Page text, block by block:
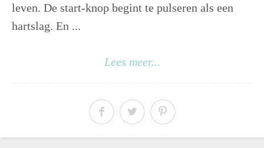
leven. De start-knop begint te pulseren als een
hartslag. En ...
Lees meer...